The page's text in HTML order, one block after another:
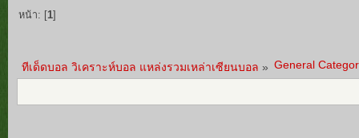
หน้า: [1]
ทีเด็ดบอล วิเคราะห์บอล แหล่งรวมเหล่าเซียนบอล » General